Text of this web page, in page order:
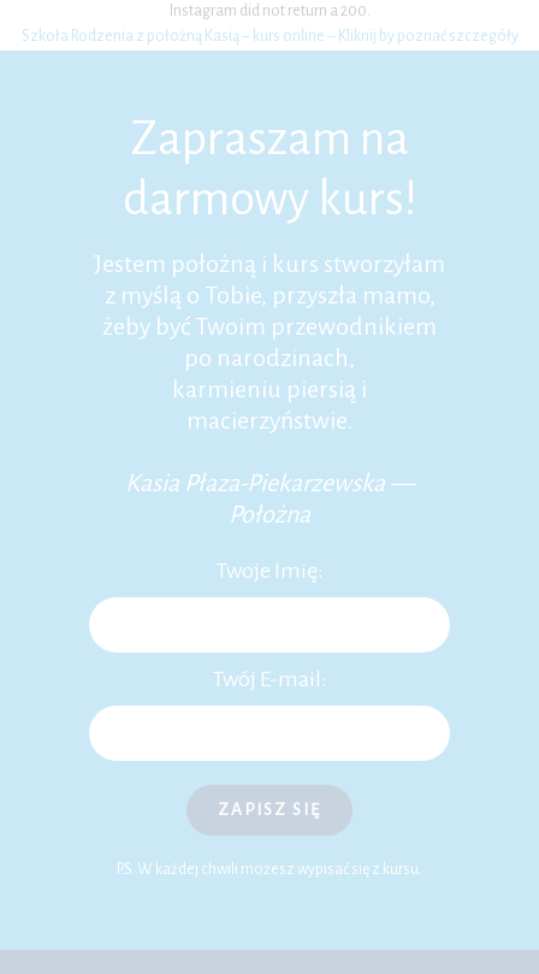
Instagram did not return a 200.
Szkoła Rodzenia z położną Kasią – kurs online – Kliknij by poznać szczegóły
Zapraszam na
darmowy kurs!
Jestem położną i kurs stworzyłam
z myślą o Tobie, przyszła mamo,
żeby być Twoim przewodnikiem
po narodzinach,
karmieniu piersią i
macierzyństwie.
Kasia Płaza-Piekarzewska —
Położna
Twoje Imię:
Twój E-mail:
ZAPISZ SIĘ
P.S. W każdej chwili możesz wypisać się z kursu.